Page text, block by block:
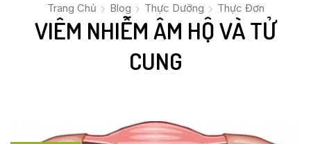
Trang Chủ Blog Thực Dưỡng Thực Đơn
VIÊM NHIỄM ÂM HỘ VÀ TỬ
CUNG